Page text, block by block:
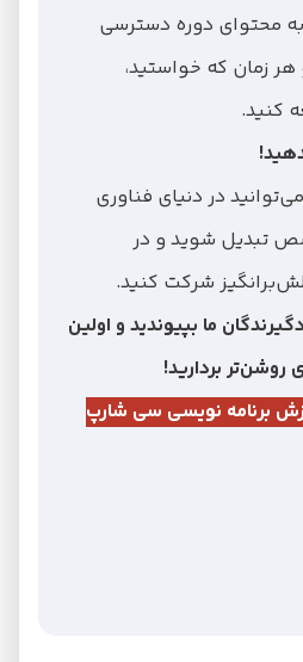
محتوای دوره دسترسی
زمان که خواستید،
کنید.
در دنیای فناوری
تبدیل شوید و در
شرکت کنید.
ما بپیوندید و اولین
روشن‌تر بردارید!
برنامه نویسی سی شارپ